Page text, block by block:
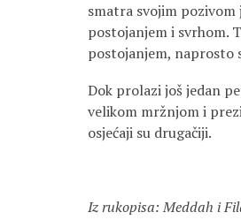
smatra svojim pozivom
postojanjem i svrhom.
postojanjem, naprosto
Dok prolazi još jedan
velikom mržnjom i
osjećaji su drugačiji.
Iz rukopisa: Meddah i